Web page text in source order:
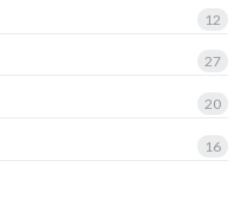
12
27
20
16